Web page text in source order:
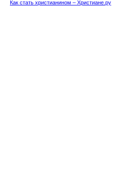
Как стать христианином – Христиане.ру